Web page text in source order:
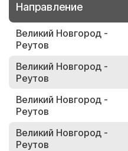
Направление
Великий Новгород -
Реутов
Великий Новгород -
Реутов
Великий Новгород -
Реутов
Великий Новгород -
Реутов